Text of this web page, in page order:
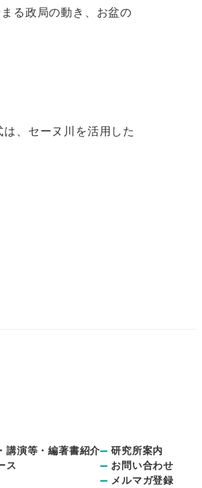
る政局の動き、お盆の
、セーヌ川を活用した
講演等・編著書紹介
ス
研究所案内
お問い合わせ
メルマガ登録